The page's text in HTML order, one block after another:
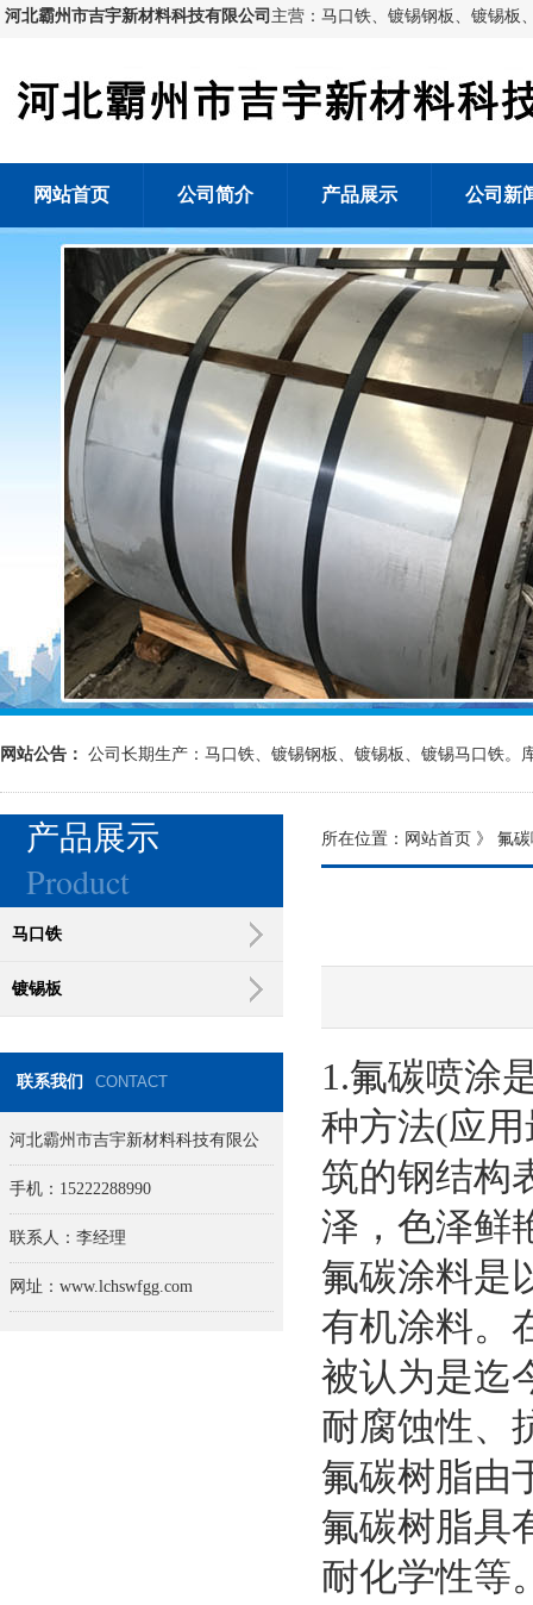
河北霸州市吉宇新材料科技有限公司 主营：马口铁、镀锡钢板、镀锡板
网站首页 公司简介 产品展示 公司新
网站公告： 公司长期生产：马口铁、镀锡钢板、镀锡板、镀锡马口铁。
所在位置： 网站首页 》 氟
1.氟碳喷涂
种方法(应
筑的钢结构
泽，色泽鲜
氟碳涂料是
有机涂料。
被认为是迄
耐腐蚀性、
氟碳树脂由
氟碳树脂具
耐化学性等
产品展示
Product
马口铁
镀锡板
联系我们 CONTACT
河北霸州市吉宇新材料科技有限公
手机：15222288990
联系人：李经理
网址：www.lchswfgg.com